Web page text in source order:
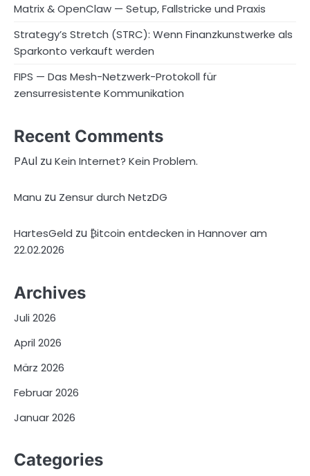
Matrix & OpenClaw — Setup, Fallstricke und Praxis
Strategy’s Stretch (STRC): Wenn Finanzkunstwerke als
Sparkonto verkauft werden
FIPS — Das Mesh-Netzwerk-Protokoll für
zensurresistente Kommunikation
Recent Comments
PAul zuKein Internet? Kein Problem.
Manu zu Zensur durch NetzDG
HartesGeld zu ₿itcoin entdecken in Hannover am
22.02.2026
Archives
Juli 2026
April 2026
März 2026
Februar 2026
Januar 2026
Categories